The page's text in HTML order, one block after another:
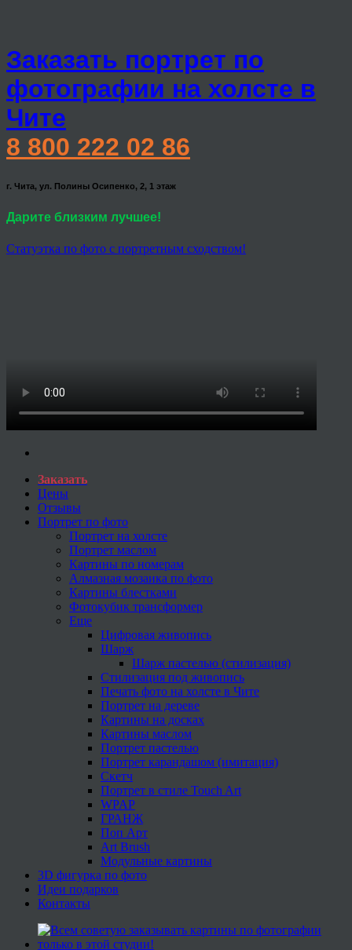
Заказать портрет по
фотографии на холсте в
Чите
8 800 222 02 86
г. Чита, ул. Полины Осипенко, 2, 1 этаж
Дарите близким лучшее!
Статуэтка по фото с портретным сходством!
Заказать
Цены
Отзывы
Портрет по фото
Портрет на холсте
Портрет маслом
Картины по номерам
Алмазная мозаика по фото
Картины блестками
Фотокубик трансформер
Еще
Цифровая живопись
Шарж
Шарж пастелью (стилизация)
Стилизация под живопись
Печать фото на холсте в Чите
Портрет на дереве
Картины на досках
Картины маслом
Портрет пастелью
Портрет карандашом (имитация)
Скетч
Портрет в стиле Touch Art
WPAP
ГРАНЖ
Поп Арт
Art Brush
Модульные картины
3D фигурка по фото
Идеи подарков
Контакты